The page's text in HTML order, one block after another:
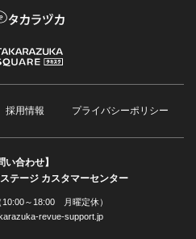
採用情報 プライバシーポリシー
い合わせ】
テージ カスタマーセンター
10:00～18:00 月曜定休）
revue-support.jp